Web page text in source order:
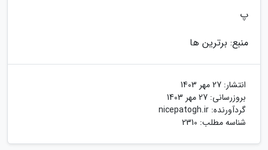
پ
منبع: برترین ها
انتشار: 27 مهر 1403
بروزرسانی: 27 مهر 1403
گردآورنده: nicepatogh.ir
شناسه مطلب: 2310